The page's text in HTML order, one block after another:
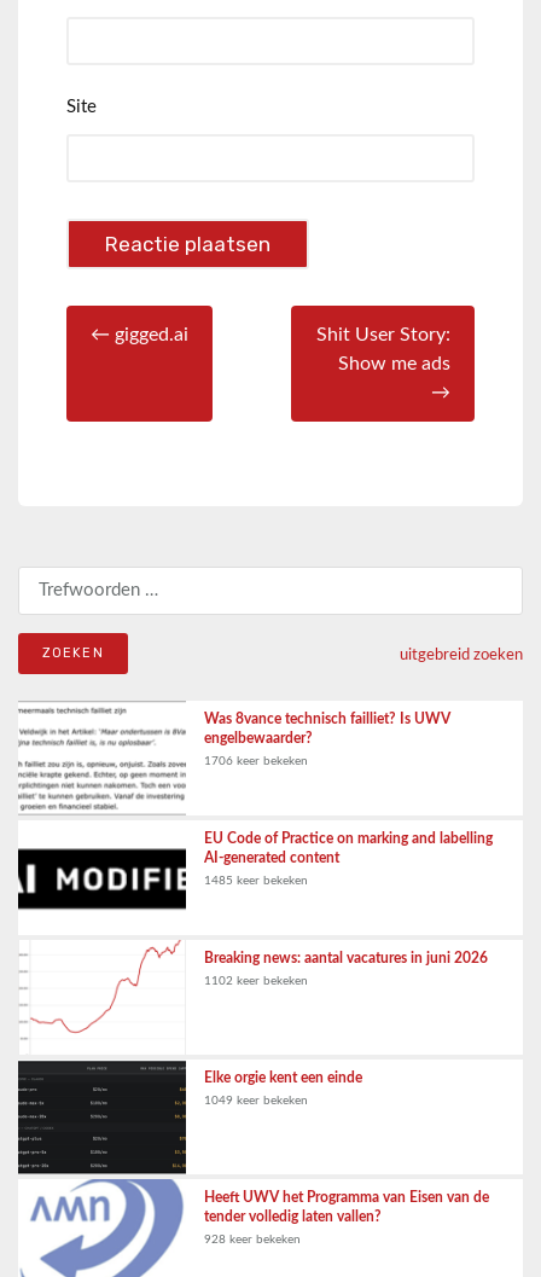
Site
← gigged.ai
Shit User Story:
Show me ads
→
uitgebreid zoeken
Was 8vance technisch failliet? Is UWV
engelbewaarder?
1706 keer bekeken
EU Code of Practice on marking and labelling
AI-generated content
1485 keer bekeken
Breaking news: aantal vacatures in juni 2026
1102 keer bekeken
Elke orgie kent een einde
1049 keer bekeken
Heeft UWV het Programma van Eisen van de
tender volledig laten vallen?
928 keer bekeken